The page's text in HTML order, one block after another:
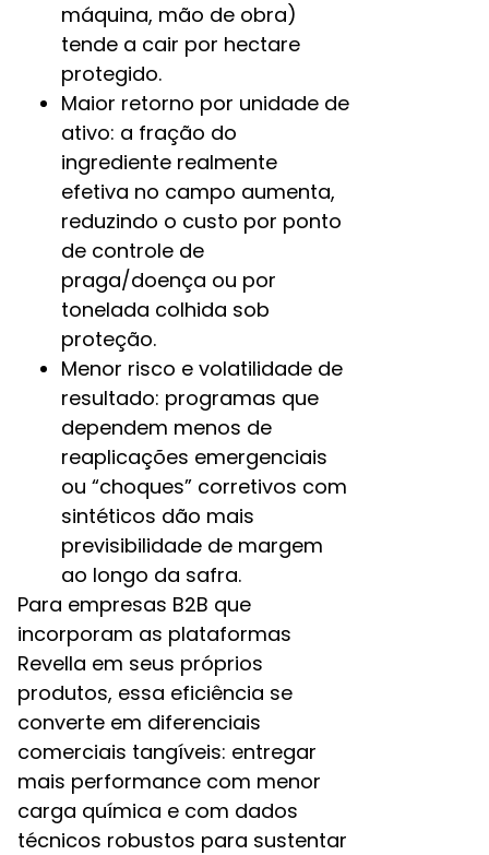
máquina, mão de obra)
tende a cair por hectare
protegido.​
Maior retorno por unidade de
ativo: a fração do
ingrediente realmente
efetiva no campo aumenta,
reduzindo o custo por ponto
de controle de
praga/doença ou por
tonelada colhida sob
proteção.​
Menor risco e volatilidade de
resultado: programas que
dependem menos de
reaplicações emergenciais
ou “choques” corretivos com
sintéticos dão mais
previsibilidade de margem
ao longo da safra.​
Para empresas B2B que
incorporam as plataformas
Revella em seus próprios
produtos, essa eficiência se
converte em diferenciais
comerciais tangíveis: entregar
mais performance com menor
carga química e com dados
técnicos robustos para sustentar